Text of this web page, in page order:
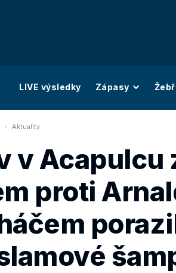
LIVE výsledky Zápasy
Aktuality
v Acapulcu
proti